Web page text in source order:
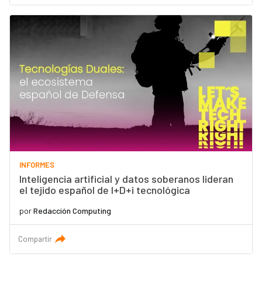
INFORMES
Inteligencia artificial y datos soberanos lideran
el tejido español de I+D+i tecnológica
porRedacción Computing
Compartir